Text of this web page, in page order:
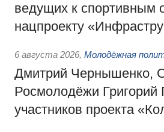
ведущих к спортивным
нацпроекту
6 августа 2026, Молодёжная
Дмитрий Чернышенко,
Росмолодёжи Григорий
участников проекта